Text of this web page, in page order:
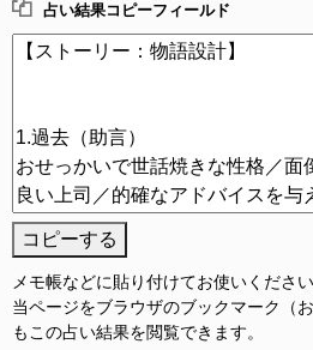
占い結果コピーフィールド
コピーする
メモ帳などに貼り付けてお使いください
当ページをブラウザのブックマーク（
もこの占い結果を閲覧できます。